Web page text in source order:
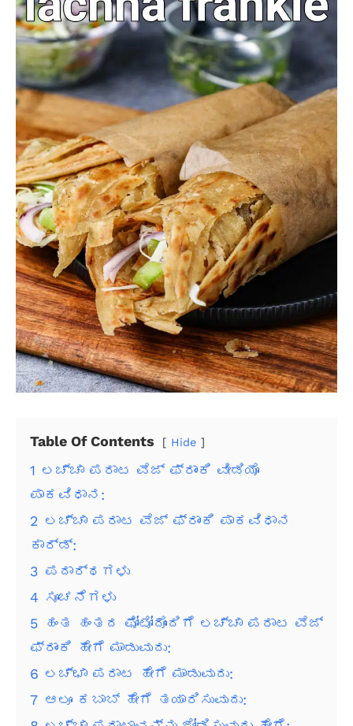
Table Of Contents Hide
1 ಲಚ್ಚಾ ಪರಾಟ ವೆಜ್ ಫ್ರಾಂಕಿ ವೀಡಿಯೊ
ಪಾಕವಿಧಾನ:
2 ಲಚ್ಚಾ ಪರಾಟ ವೆಜ್ ಫ್ರಾಂಕಿ ಪಾಕವಿಧಾನ
ಕಾರ್ಡ್:
3 ಪದಾರ್ಥಗಳು
4 ಸೂಚನೆಗಳು
5 ಹಂತ ಹಂತದ ಫೋಟೋದೊಂದಿಗೆ ಲಚ್ಚಾ ಪರಾಟ ವೆಜ್
ಫ್ರಾಂಕಿ ಹೇಗೆ ಮಾಡುವುದು:
6 ಲಚ್ಛಾ ಪರಾಟ ಹೇಗೆ ಮಾಡುವುದು:
7 ಆಲೂ ಕಬಾಬ್ ಹೇಗೆ ತಯಾರಿಸುವುದು: